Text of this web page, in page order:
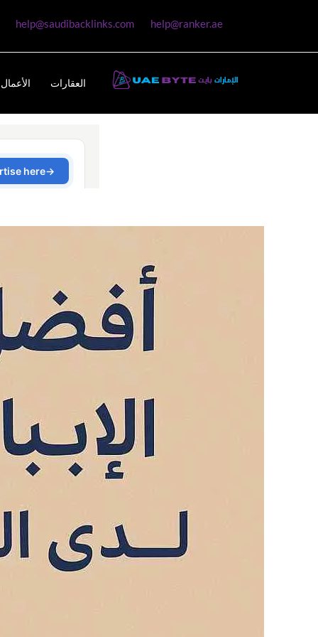
help@ranker.ae
help@saudibacklinks.com
العقارات